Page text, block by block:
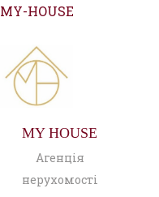
Перейти
вмісту
MY-HOUSE
MY HOUSE
Агенція
нерухомості